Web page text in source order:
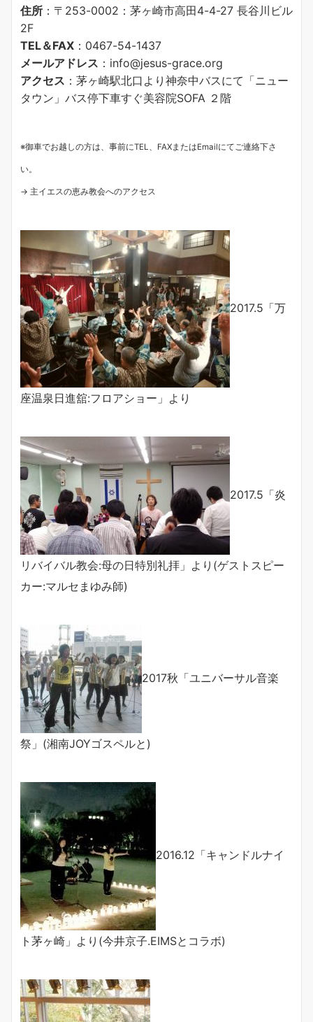
住所 ：〒253-0002：茅ヶ崎市高田4-4-27 長谷川ビル
2F
TEL＆FAX ：0467-54-1437
メールアドレス ：info@jesus-grace.org
アクセス ：茅ヶ崎駅北口より神奈中バスにて「ニュー
タウン」バス停下車すぐ美容院SOFA ２階
※御車でお越しの方は、事前にTEL、FAXまたはEmailにてご連絡下さ
い。
→ 主イエスの恵み教会へのアクセス
2017.5「万
座温泉日進舘:フロアショー」より
2017.5「炎
リバイバル教会:母の日特別礼拝」より(ゲストスピー
カー:マルセまゆみ師)
2017秋「ユニバーサル音楽
祭」(湘南JOYゴスペルと)
2016.12「キャンドルナイ
ト茅ヶ崎」より(今井京子.EIMSとコラボ)